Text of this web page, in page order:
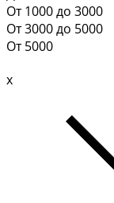
От 1000 до 3000
От 3000 до 5000
От 5000
x